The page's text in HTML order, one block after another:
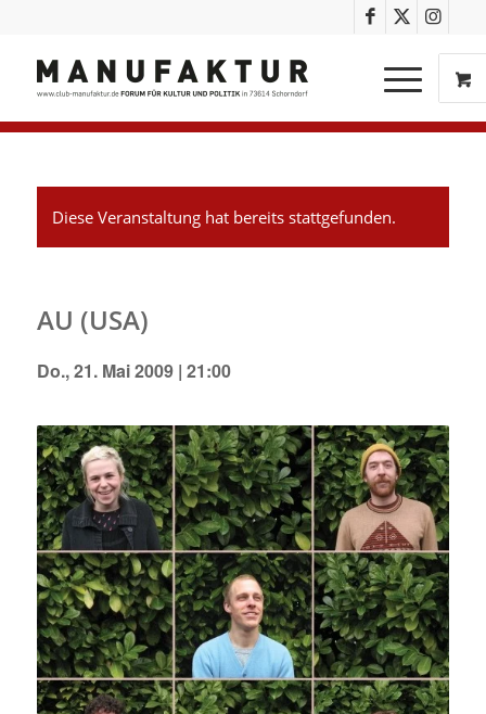
Diese Veranstaltung hat bereits stattgefunden.
AU (USA)
Do., 21. Mai 2009 | 21:00